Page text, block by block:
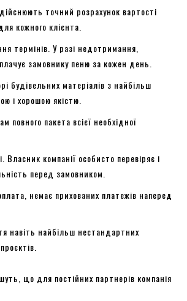
точний розрахунок вартості
кожного клієнта.
термінів. У разі недотримання,
замовнику пеню за кожен день.
будівельних матеріалів з найбільш
і хорошою якістю.
повного пакета всієї необхідної
Власник компанії особисто перевіряє і
перед замовником.
немає прихованих платежів наперед
навіть найбільш нестандартних
що для постійних партнерів компанія